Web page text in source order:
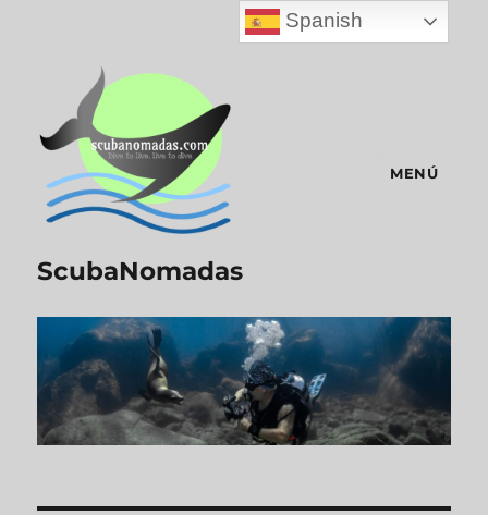
ScubaNomadas
MENÚ
Spanish